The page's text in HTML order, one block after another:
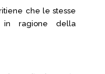
che le stesse
in ragione della